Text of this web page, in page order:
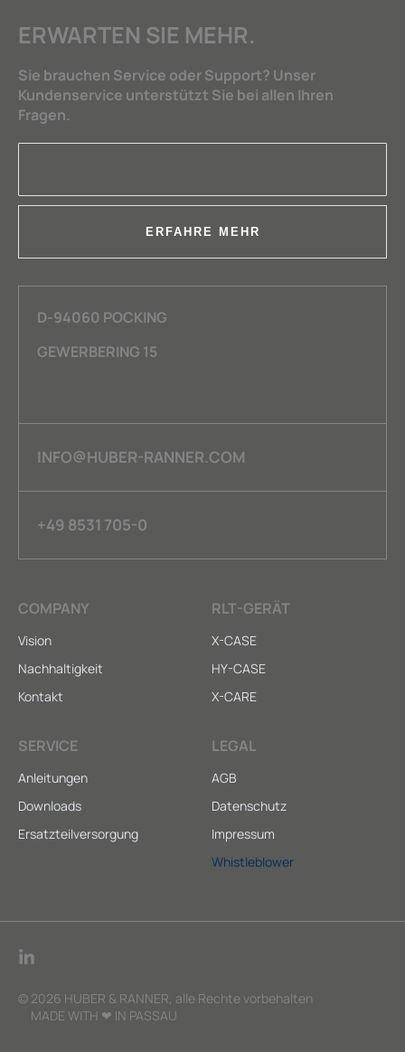
ERWARTEN SIE MEHR.
Sie brauchen Service oder Support? Unser
Kundenservice unterstützt Sie bei allen Ihren
Fragen.
ERFAHRE MEHR
D-94060 POCKING
GEWERBERING 15
INFO@HUBER-RANNER.COM
+49 8531 705-0
COMPANY
Vision
Nachhaltigkeit
Kontakt
RLT-GERÄT
X-CASE
HY-CASE
X-CARE
SERVICE
Anleitungen
Downloads
Ersatzteilversorgung
LEGAL
AGB
Datenschutz
Impressum
Whistleblower
© 2026 HUBER & RANNER, alle Rechte vorbehalten
MADE WITH ❤ IN PASSAU